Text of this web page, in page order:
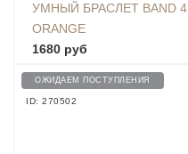
УМНЫЙ БРАСЛЕТ BAND 4
ORANGE
1680 руб
ОЖИДАЕМ ПОСТУПЛЕНИЯ
ID: 270502